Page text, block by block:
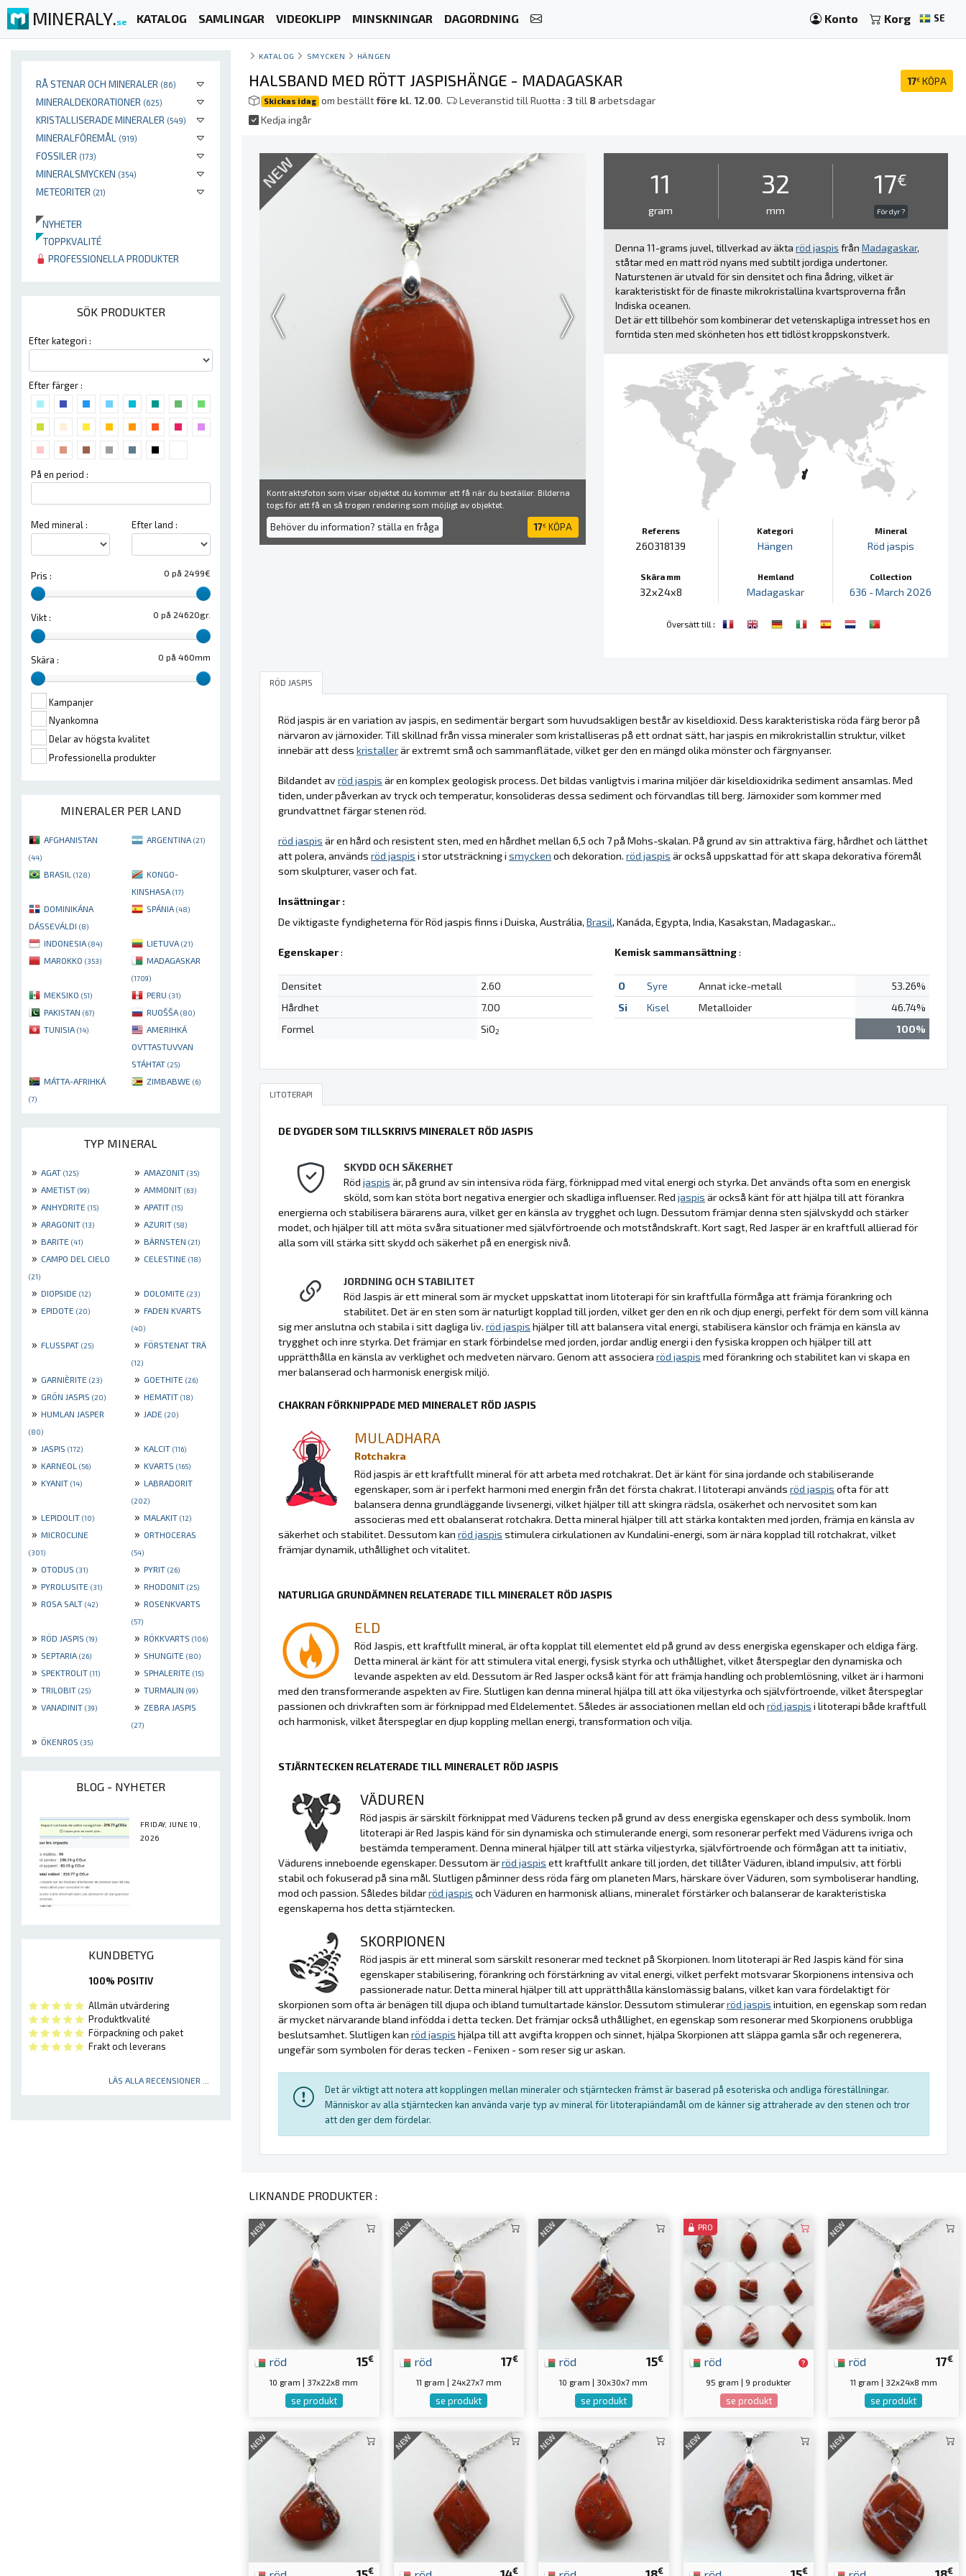
MINERALY.se KATALOG SAMLINGAR VIDEOKLIPP MINSKNINGAR DAGORDNING Konto Korg SE
RÅ STENAR OCH MINERALER (86)
MINERALDEKORATIONER (625)
KRISTALLISERADE MINERALER (549)
MINERALFÖREMÅL (919)
FOSSILER (173)
MINERALSMYCKEN (354)
METEORITER (21)
NYHETER
TOPPKVALITÉ
PROFESSIONELLA PRODUKTER
SÖK PRODUKTER
Efter kategori :
Efter färger :
På en period :
Med mineral : Efter land :
0 på 2499€
Pris :
0 på 24620gr.
Vikt :
0 på 460mm
Skära :
Kampanjer
Nyankomna
Delar av högsta kvalitet
Professionella produkter
MINERALER PER LAND
AFGHANISTAN
(44)
ARGENTINA (21)
BRASIL (128)
KONGO-
KINSHASA (17)
DOMINIKÁNA
DÁSSEVÁLDI (8)
SPÁNIA (48)
INDONESIA (84) LIETUVA (21)
MAROKKO (353) MADAGASKAR
(1709)
MEKSIKO (51) PERU (31)
PAKISTAN (67) RUOŠŠA (80)
TUNISIA (14)
AMERIHKÁ
OVTTASTUVVAN
STÁHTAT (25)
MÁTTA-AFRIHKÁ
(7)
ZIMBABWE (6)
TYP MINERAL
» AGAT (125) » AMAZONIT (35)
» AMETIST (99) » AMMONIT (63)
» ANHYDRITE (15) » APATIT (15)
» ARAGONIT (13) » AZURIT (58)
» BARITE (41) » BÄRNSTEN (21)
» CAMPO DEL CIELO
(21)
» CELESTINE (18)
» DIOPSIDE (12) » DOLOMITE (23)
» EPIDOTE (20) » FADEN KVARTS
(40)
» FLUSSPAT (25) » FÖRSTENAT TRÄ
(12)
» GARNIÈRITE (23) » GOETHITE (26)
» GRÖN JASPIS (20) » HEMATIT (18)
» HUMLAN JASPER
(80)
» JADE (20)
» JASPIS (172) » KALCIT (116)
» KARNEOL (56) » KVARTS (165)
» KYANIT (14) » LABRADORIT
(202)
» LEPIDOLIT (10) » MALAKIT (12)
» MICROCLINE
(301)
» ORTHOCERAS
(54)
» OTODUS (31) » PYRIT (26)
» PYROLUSITE (31) » RHODONIT (25)
» ROSA SALT (42) » ROSENKVARTS
(57)
» RÖD JASPIS (19) » RÖKKVARTS (106)
» SEPTARIA (26) » SHUNGITE (80)
» SPEKTROLIT (11) » SPHALERITE (15)
» TRILOBIT (25) » TURMALIN (99)
» VANADINIT (39) » ZEBRA JASPIS
(27)
» ÖKENROS (35)
BLOG - NYHETER
FRIDAY, JUNE 19,
2026
KUNDBETYG
100% POSITIV
Allmän utvärdering
Produktkvalité
Förpackning och paket
Frakt och leverans
LÄS ALLA RECENSIONER ...
KATALOG SMYCKEN HÄNGEN
17€ KÖPA
HALSBAND MED RÖTT JASPISHÄNGE - MADAGASKAR
Skickas idag om beställtföre kl. 12.00. Leveranstid till Ruoŧŧa :3till 8arbetsdagar
Kedja ingår
NEW
Kontraktsfoton som visar objektet du kommer att få när du beställer. Bilderna
togs för att få en så trogen rendering som möjligt av objektet.
Behöver du information? ställa en fråga 17€ KÖPA
11
gram
32
mm
17€
För dyr ?
Denna 11-grams juvel, tillverkad av äkta röd jaspis från Madagaskar,
ståtar med en matt röd nyans med subtilt jordiga undertoner.
Naturstenen är utvald för sin densitet och fina ådring, vilket är
karakteristiskt för de finaste mikrokristallina kvartsproverna från
Indiska oceanen.
Det är ett tillbehör som kombinerar det vetenskapliga intresset hos en
forntida sten med skönheten hos ett tidlöst kroppskonstverk.
Referens
260318139
Skära mm
32x24x8
Kategori
Hängen
Hemland
Madagaskar
Mineral
Röd jaspis
Collection
636 - March 2026
Översätt till :
RÖD JASPIS
Röd jaspis är en variation av jaspis, en sedimentär bergart som huvudsakligen består av kiseldioxid. Dess karakteristiska röda färg beror på
närvaron av järnoxider. Till skillnad från vissa mineraler som kristalliseras på ett ordnat sätt, har jaspis en mikrokristallin struktur, vilket
innebär att dess kristallerär extremt små och sammanflätade, vilket ger den en mängd olika mönster och färgnyanser.
Bildandet avröd jaspis är en komplex geologisk process. Det bildas vanligtvis i marina miljöer där kiseldioxidrika sediment ansamlas. Med
tiden, under påverkan av tryck och temperatur, konsolideras dessa sediment och förvandlas till berg. Järnoxider som kommer med
grundvattnet färgar stenen röd.
röd jaspis är en hård och resistent sten, med en hårdhet mellan 6,5 och 7 på Mohs-skalan. På grund av sin attraktiva färg, hårdhet och lätthet
att polera, används röd jaspis i stor utsträckning i smycken och dekoration. röd jaspis är också uppskattad för att skapa dekorativa föremål
som skulpturer, vaser och fat.
Insättningar :
De viktigaste fyndigheterna för Röd jaspis finns i Duiska, Austrália, Brasil, Kanáda, Egypta, India, Kasakstan, Madagaskar...
Egenskaper:
Densitet
2.60
Hårdhet
7.00
Formel
SiO2
Kemisk sammansättning:
O Syre Annat icke-metall
53.26%
Si
Kisel Metalloider
46.74%
100%
LITOTERAPI
DE DYGDER SOM TILLSKRIVS MINERALET RÖD JASPIS
SKYDD OCH SÄKERHET
Röd jaspis är, på grund av sin intensiva röda färg, förknippad med vital energi och styrka. Det används ofta som en energisk
sköld, som kan stöta bort negativa energier och skadliga influenser. Red jaspis är också känt för att hjälpa till att förankra
energierna och stabilisera bärarens aura, vilket ger en känsla av trygghet och lugn. Dessutom främjar denna sten självskydd och stärker
modet, och hjälper till att möta svåra situationer med självförtroende och motståndskraft. Kort sagt, Red Jasper är en kraftfull allierad för
alla som vill stärka sitt skydd och säkerhet på en energisk nivå.
JORDNING OCH STABILITET
Röd Jaspis är ett mineral som är mycket uppskattat inom litoterapi för sin kraftfulla förmåga att främja förankring och
stabilitet. Det är en sten som är naturligt kopplad till jorden, vilket ger den en rik och djup energi, perfekt för dem som vill känna
sig mer anslutna och stabila i sitt dagliga liv. röd jaspis hjälper till att balansera vital energi, stabilisera känslor och främja en känsla av
trygghet och inre styrka. Det främjar en stark förbindelse med jorden, jordar andlig energi i den fysiska kroppen och hjälper till att
upprätthålla en känsla av verklighet och medveten närvaro. Genom att associera röd jaspis med förankring och stabilitet kan vi skapa en
mer balanserad och harmonisk energisk miljö.
CHAKRAN FÖRKNIPPADE MED MINERALET RÖD JASPIS
MULADHARA
Rotchakra
Röd jaspis är ett kraftfullt mineral för att arbeta med rotchakrat. Det är känt för sina jordande och stabiliserande
egenskaper, som är i perfekt harmoni med energin från det första chakrat. I litoterapi används röd jaspis ofta för att
balansera denna grundläggande livsenergi, vilket hjälper till att skingra rädsla, osäkerhet och nervositet som kan
associeras med ett obalanserat rotchakra. Detta mineral hjälper till att stärka kontakten med jorden, främja en känsla av
säkerhet och stabilitet. Dessutom kan röd jaspis stimulera cirkulationen av Kundalini-energi, som är nära kopplad till rotchakrat, vilket
främjar dynamik, uthållighet och vitalitet.
NATURLIGA GRUNDÄMNEN RELATERADE TILL MINERALET RÖD JASPIS
ELD
Röd Jaspis, ett kraftfullt mineral, är ofta kopplat till elementet eld på grund av dess energiska egenskaper och eldiga färg.
Detta mineral är känt för att stimulera vital energi, fysisk styrka och uthållighet, vilket återspeglar den dynamiska och
levande aspekten av eld. Dessutom är Red Jasper också känt för att främja handling och problemlösning, vilket är i harmoni
med den transformerande aspekten av Fire. Slutligen kan denna mineral hjälpa till att öka viljestyrka och självförtroende, vilket återspeglar
passionen och drivkraften som är förknippad med Eldelementet. Således är associationen mellan eld och röd jaspis i litoterapi både kraftfull
och harmonisk, vilket återspeglar en djup koppling mellan energi, transformation och vilja.
STJÄRNTECKEN RELATERADE TILL MINERALET RÖD JASPIS
VÄDUREN
Röd jaspis är särskilt förknippat med Vädurens tecken på grund av dess energiska egenskaper och dess symbolik. Inom
litoterapi är Red Jaspis känd för sin dynamiska och stimulerande energi, som resonerar perfekt med Vädurens ivriga och
bestämda temperament. Denna mineral hjälper till att stärka viljestyrka, självförtroende och förmågan att ta initiativ,
Vädurens inneboende egenskaper. Dessutom ärröd jaspis ett kraftfullt ankare till jorden, det tillåter Väduren, ibland impulsiv, att förbli
stabil och fokuserad på sina mål. Slutligen påminner dess röda färg om planeten Mars, härskare över Väduren, som symboliserar handling,
mod och passion. Således bildarröd jaspis och Väduren en harmonisk allians, mineralet förstärker och balanserar de karakteristiska
egenskaperna hos detta stjärntecken.
SKORPIONEN
Röd jaspis är ett mineral som särskilt resonerar med tecknet på Skorpionen. Inom litoterapi är Red Jaspis känd för sina
egenskaper stabilisering, förankring och förstärkning av vital energi, vilket perfekt motsvarar Skorpionens intensiva och
passionerade natur. Detta mineral hjälper till att upprätthålla känslomässig balans, vilket kan vara fördelaktigt för
skorpionen som ofta är benägen till djupa och ibland tumultartade känslor. Dessutom stimulerarröd jaspis intuition, en egenskap som redan
är mycket närvarande bland infödda i detta tecken. Det främjar också uthållighet, en egenskap som resonerar med Skorpionens orubbliga
beslutsamhet. Slutligen kan röd jaspis hjälpa till att avgifta kroppen och sinnet, hjälpa Skorpionen att släppa gamla sår och regenerera,
ungefär som symbolen för deras tecken - Fenixen - som reser sig ur askan.
Det är viktigt att notera att kopplingen mellan mineraler och stjärntecken främst är baserad på esoteriska och andliga föreställningar.
Människor av alla stjärntecken kan använda varje typ av mineral för litoterapiändamål om de känner sig attraherade av den stenen och tror
att den ger dem fördelar.
LIKNANDE PRODUKTER :
NEW
15€
röd
10 gram | 37x22x8 mm
se produkt
NEW
17€
röd
11 gram | 24x27x7 mm
se produkt
NEW
15€
röd
10 gram | 30x30x7 mm
se produkt
PRO
röd
95 gram | 9 produkter
se produkt
NEW
17€
röd
11 gram | 32x24x8 mm
se produkt
NEW
€
NEW
€
NEW
€
NEW
€
NEW
€